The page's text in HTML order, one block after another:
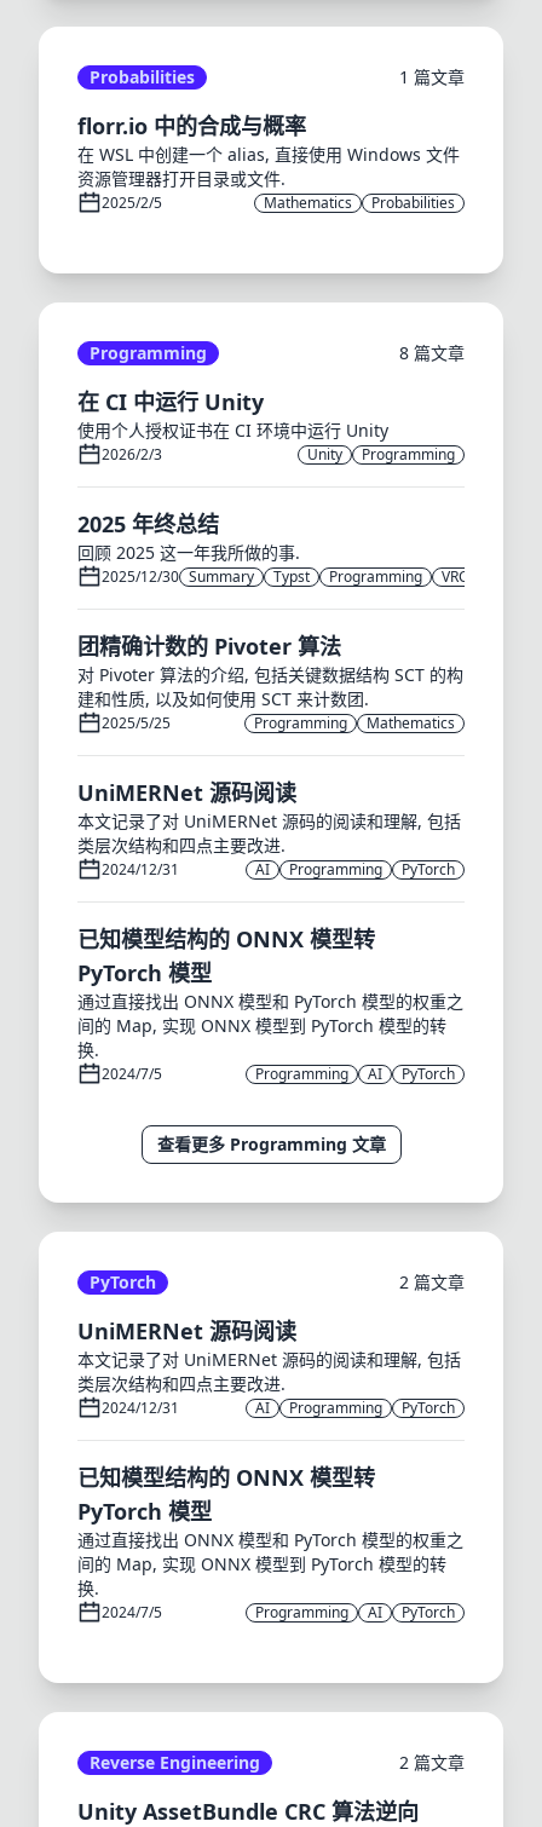
Probabilities 1 篇文章
florr.io 中的合成与概率
在 WSL 中创建一个 alias, 直接使用 Windows 文件
资源管理器打开目录或文件.
2025/2/5 Mathematics Probabilities
Programming 8 篇文章
在 CI 中运行 Unity
使用个人授权证书在 CI 环境中运行 Unity
2026/2/3 Unity Programming
2025 年终总结
回顾 2025 这一年我所做的事.
2025/12/30 Summary Typst Programming VRChat
团精确计数的 Pivoter 算法
对 Pivoter 算法的介绍, 包括关键数据结构 SCT 的构
建和性质, 以及如何使用 SCT 来计数团.
2025/5/25 Programming Mathematics
UniMERNet 源码阅读
本文记录了对 UniMERNet 源码的阅读和理解, 包括
类层次结构和四点主要改进.
2024/12/31 AI Programming PyTorch
已知模型结构的 ONNX 模型转
PyTorch 模型
通过直接找出 ONNX 模型和 PyTorch 模型的权重之
间的 Map, 实现 ONNX 模型到 PyTorch 模型的转
换.
2024/7/5 Programming AI PyTorch
查看更多 Programming 文章
PyTorch 2 篇文章
UniMERNet 源码阅读
本文记录了对 UniMERNet 源码的阅读和理解, 包括
类层次结构和四点主要改进.
2024/12/31 AI Programming PyTorch
已知模型结构的 ONNX 模型转
PyTorch 模型
通过直接找出 ONNX 模型和 PyTorch 模型的权重之
间的 Map, 实现 ONNX 模型到 PyTorch 模型的转
换.
2024/7/5 Programming AI PyTorch
Reverse Engineering 2 篇文章
Unity AssetBundle CRC 算法逆向